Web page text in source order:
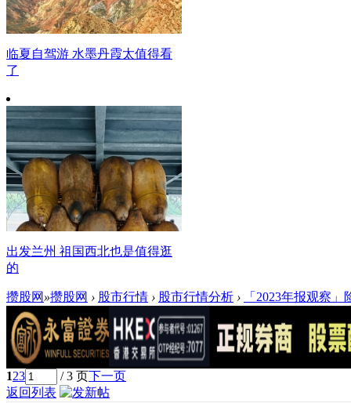
临夏自驾游 水墨丹霞太值得看
了
出发兰州 祖国西北也是值得逛
的
攒股网 »攒股网 › 股市行情 › 股市行情分析 › 「2023年报观察
123 / 3 页下一页
返回列表